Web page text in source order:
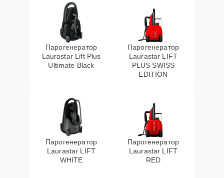
Парогенератор
Laurastar Lift Plus
Ultimate Black
Парогенератор
Laurastar LIFT
PLUS SWISS
EDITION
Парогенератор
Laurastar LIFT
WHITE
Парогенератор
Laurastar LIFT
RED